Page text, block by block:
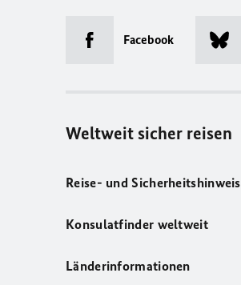
Facebook
Weltweit sicher reisen
Reise- und
Konsulatfinder weltweit
Länderinformationen